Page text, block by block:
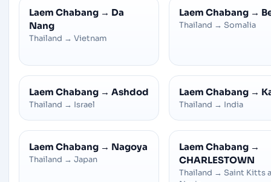
Laem Chabang → Da
Nang
Thailand → Vietnam
Laem Chabang →
Thailand → Somalia
Laem Chabang → Ashdod
Thailand → Israel
Laem Chabang →
Thailand → India
Laem Chabang → Nagoya
Thailand → Japan
Laem Chabang →
CHARLESTOWN
Thailand → Saint Kitts